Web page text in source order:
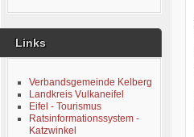
Links
Verbandsgemeinde Kelberg
Landkreis Vulkaneifel
Eifel - Tourismus
Ratsinformationssystem -
Katzwinkel